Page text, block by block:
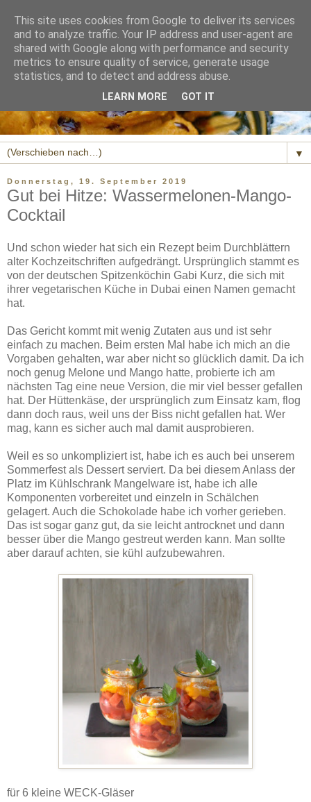
▼
Donnerstag, 19. September 2019
Gut bei Hitze: Wassermelonen-Mango-
Cocktail
Und schon wieder hat sich ein Rezept beim Durchblättern
alter Kochzeitschriften aufgedrängt. Ursprünglich stammt es
von der deutschen Spitzenköchin Gabi Kurz, die sich mit
ihrer vegetarischen Küche in Dubai einen Namen gemacht
hat.
Das Gericht kommt mit wenig Zutaten aus und ist sehr
einfach zu machen. Beim ersten Mal habe ich mich an die
Vorgaben gehalten, war aber nicht so glücklich damit. Da ich
noch genug Melone und Mango hatte, probierte ich am
nächsten Tag eine neue Version, die mir viel besser gefallen
hat. Der Hüttenkäse, der ursprünglich zum Einsatz kam, flog
dann doch raus, weil uns der Biss nicht gefallen hat. Wer
mag, kann es sicher auch mal damit ausprobieren.
Weil es so unkompliziert ist, habe ich es auch bei unserem
Sommerfest als Dessert serviert. Da bei diesem Anlass der
Platz im Kühlschrank Mangelware ist, habe ich alle
Komponenten vorbereitet und einzeln in Schälchen
gelagert. Auch die Schokolade habe ich vorher gerieben.
Das ist sogar ganz gut, da sie leicht antrocknet und dann
besser über die Mango gestreut werden kann. Man sollte
aber darauf achten, sie kühl aufzubewahren.
für 6 kleine WECK-Gläser
This site uses cookies from Google to deliver its services
and to analyze traffic. Your IP address and user-agent are
shared with Google along with performance and security
metrics to ensure quality of service, generate usage
statistics, and to detect and address abuse.
LEARN MORE GOT IT